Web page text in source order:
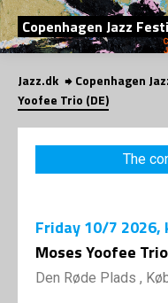
Copenhagen Jazz
Jazz.dk Copenhagen
Yoofee Trio (DE)
The
Friday10/7 2026,
Moses Yoofee
Den Røde Plads ,